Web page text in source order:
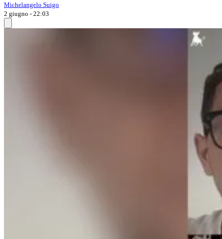
Michelangelo Suigo
2 giugno - 22:03